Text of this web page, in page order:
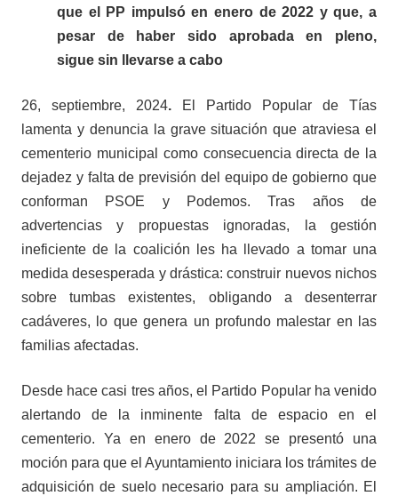
que el PP impulsóen enero de2022 y que, a
pesar de haber sido aprobada en pleno,
sigue sin llevarse a cabo
26, septiembre, 2024.
El Partido Popular de Tías
lamenta y denuncia la grave situación que atraviesa el
cementerio municipal como consecuencia directa de la
dejadez y falta de previsión del equipo de gobierno que
conforman PSOE y Podemos. Tras años de
advertencias y propuestas ignoradas, la gestión
ineficiente de la coalición les ha llevado a tomar una
medida desesperada y drástica: construir nuevos nichos
sobre tumbas existentes, obligando a desenterrar
cadáveres, lo que genera un profundo malestar en las
familias afectadas.
Desde hace casi tres años, el Partido Popular ha venido
alertando de la inminente falta de espacio en el
cementerio. Ya en enero de 2022 se presentó una
moción para que el Ayuntamiento iniciara los trámites de
adquisición de suelo necesario para su ampliación. El